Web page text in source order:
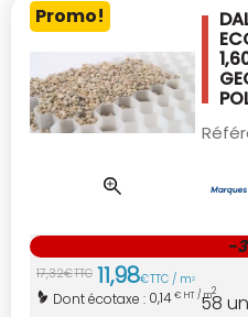
Promo!
17,32€TTC 11,98€TTC / m2
Dont écotaxe : 0,14€ HT / m2
-
58